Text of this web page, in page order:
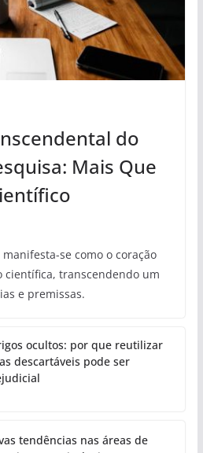
do
Mais Que
se como o coração
transcendendo um
e premissas.
ocultos: por que reutilizar
descartáveis pode ser
tendências nas áreas de